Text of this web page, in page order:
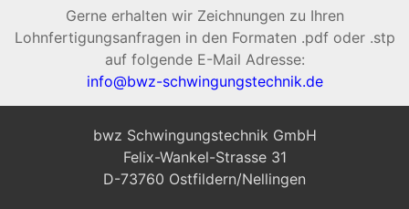
Gerne erhalten wir Zeichnungen zu Ihren
Lohnfertigungsanfragen in den Formaten .pdf oder .stp
auf folgende E-Mail Adresse:
info@bwz-schwingungstechnik.de
bwz Schwingungstechnik GmbH
Felix-Wankel-Strasse 31
D-73760 Ostfildern/Nellingen